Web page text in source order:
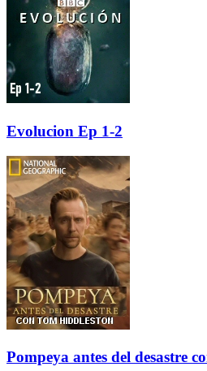
Evolucion Ep 1-2
Pompeya antes del desastre